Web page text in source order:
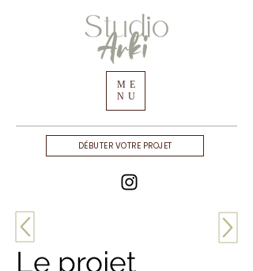
ME
NU
DÉBUTER VOTRE PROJET
Le projet